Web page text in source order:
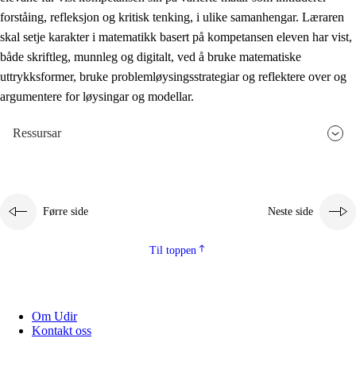
forståing, refleksjon og kritisk tenking, i ulike samanhengar. Læraren
skal setje karakter i matematikk basert på kompetansen eleven har vist,
både skriftleg, munnleg og digitalt, ved å bruke matematiske
uttrykksformer, bruke problemløysingsstrategiar og reflektere over og
argumentere for løysingar og modellar.
Ressursar
Førre side Neste side
Til toppen
Om Udir
Kontakt oss